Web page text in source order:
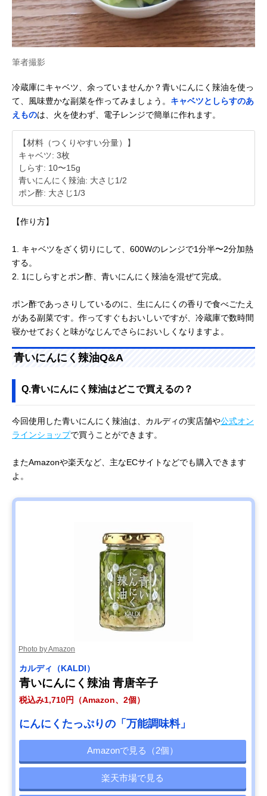
筆者撮影
冷蔵庫にキャベツ、余っていませんか？青いにんにく辣油を使っ
て、風味豊かな副菜を作ってみましょう。 キャベツとしらすのあ
えものは、火を使わず、電子レンジで簡単に作れます。
【材料（つくりやすい分量）】
キャベツ: 3枚
しらす: 10〜15g
青いにんにく辣油: 大さじ1/2
ポン酢: 大さじ1/3
【作り方】
1. キャベツをざく切りにして、600Wのレンジで1分半〜2分加熱
する。
2. 1にしらすとポン酢、青いにんにく辣油を混ぜて完成。
ポン酢であっさりしているのに、生にんにくの香りで食べごたえ
がある副菜です。作ってすぐもおいしいですが、冷蔵庫で数時間
寝かせておくと味がなじんでさらにおいしくなりますよ。
青いにんにく辣油Q&A
Q.青いにんにく辣油はどこで買えるの？
今回使用した青いにんにく辣油は、カルディの実店舗や公式オン
ラインショップで買うことができます。
またAmazonや楽天など、主なECサイトなどでも購入できます
よ。
Photo by Amazon
カルディ（KALDI）
青いにんにく辣油 青唐辛子
税込み1,710円（Amazon、2個）
にんにくたっぷりの「万能調味料」
Amazonで見る（2個）
楽天市場で見る